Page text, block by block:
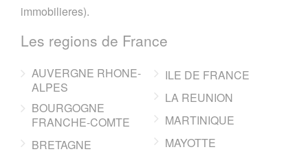
immobilieres).
Les regions de France
AUVERGNE RHONE-
ALPES
BOURGOGNE
FRANCHE-COMTE
BRETAGNE
ILE DE FRANCE
LA REUNION
MARTINIQUE
MAYOTTE